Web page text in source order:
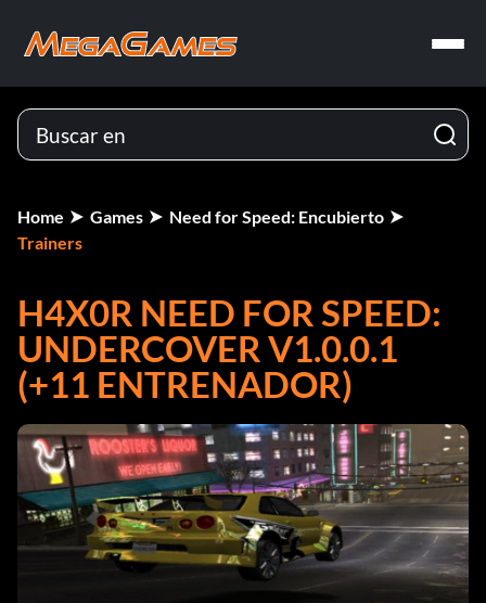
Home Games
Need for Speed: Encubierto
Trainers
H4X0R NEED FOR SPEED:
UNDERCOVER V1.0.0.1
(+11 ENTRENADOR)